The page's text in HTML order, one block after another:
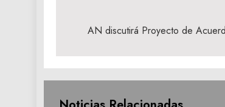
entradas
AN discutirá Proyecto de